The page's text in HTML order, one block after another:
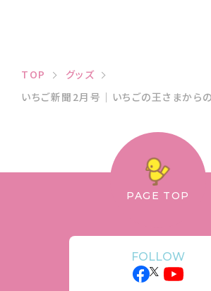
TOP
グッズ
いちご新聞2月号｜いちごの王さまから
PAGE TOP
FOLLOW